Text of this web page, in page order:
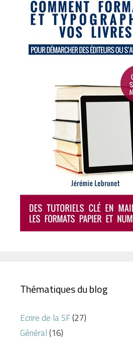
Thématiques du blog
Ecrire de la SF(27)
Général(16)